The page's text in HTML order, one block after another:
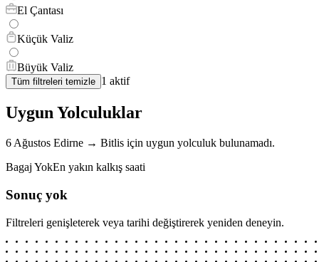
El Çantası
Küçük Valiz
Büyük Valiz
Tüm filtreleri temizle 1 aktif
Uygun Yolculuklar
6 Ağustos Edirne → Bitlis için uygun yolculuk bulunamadı.
Bagaj YokEn yakın kalkış saati
Sonuç yok
Filtreleri genişleterek veya tarihi değiştirerek yeniden deneyin.